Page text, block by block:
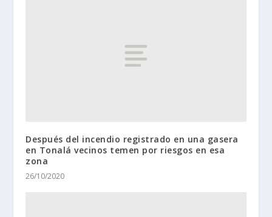
Después del incendio registrado en una gasera
en Tonalá vecinos temen por riesgos en esa
zona
26/10/2020